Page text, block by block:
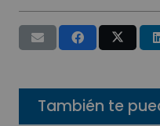
También te